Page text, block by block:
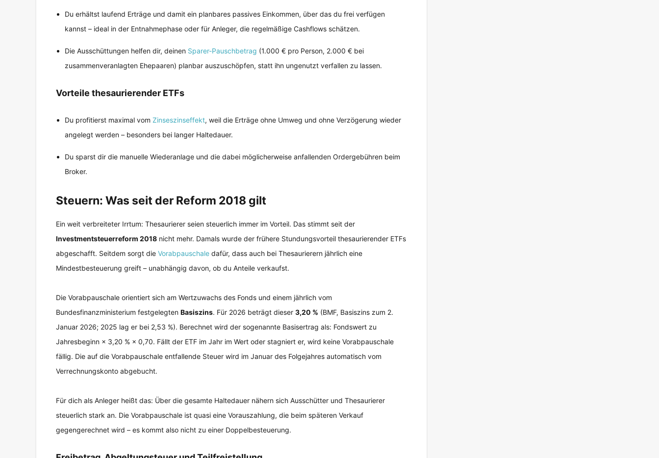
Du erhältst laufend Erträge und damit ein planbares passives Einkommen, über das du frei verfügen
kannst – ideal in der Entnahmephase oder für Anleger, die regelmäßige Cashflows schätzen.
Die Ausschüttungen helfen dir, deinen Sparer-Pauschbetrag (1.000 € pro Person, 2.000 € bei
zusammenveranlagten Ehepaaren) planbar auszuschöpfen, statt ihn ungenutzt verfallen zu lassen.
Vorteile thesaurierender ETFs
Du profitierst maximal vom Zinseszinseffekt, weil die Erträge ohne Umweg und ohne Verzögerung wieder
angelegt werden – besonders bei langer Haltedauer.
Du sparst dir die manuelle Wiederanlage und die dabei möglicherweise anfallenden Ordergebühren beim
Broker.
Steuern: Was seit der Reform 2018 gilt
Ein weit verbreiteter Irrtum: Thesaurierer seien steuerlich immer im Vorteil. Das stimmt seit der
Investmentsteuerreform 2018 nicht mehr. Damals wurde der frühere Stundungsvorteil thesaurierender ETFs
abgeschafft. Seitdem sorgt die Vorabpauschale dafür, dass auch bei Thesaurierern jährlich eine
Mindestbesteuerung greift – unabhängig davon, ob du Anteile verkaufst.
Die Vorabpauschale orientiert sich am Wertzuwachs des Fonds und einem jährlich vom
Bundesfinanzministerium festgelegten Basiszins. Für 2026 beträgt dieser 3,20 % (BMF, Basiszins zum 2.
Januar 2026; 2025 lag er bei 2,53 %). Berechnet wird der sogenannte Basisertrag als: Fondswert zu
Jahresbeginn × 3,20 % × 0,70. Fällt der ETF im Jahr im Wert oder stagniert er, wird keine Vorabpauschale
fällig. Die auf die Vorabpauschale entfallende Steuer wird im Januar des Folgejahres automatisch vom
Verrechnungskonto abgebucht.
Für dich als Anleger heißt das: Über die gesamte Haltedauer nähern sich Ausschütter und Thesaurierer
steuerlich stark an. Die Vorabpauschale ist quasi eine Vorauszahlung, die beim späteren Verkauf
gegengerechnet wird – es kommt also nicht zu einer Doppelbesteuerung.